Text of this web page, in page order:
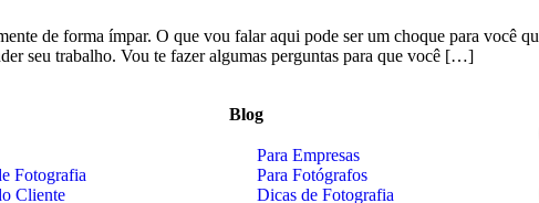
de forma ímpar. O que vou falar aqui pode ser um choque para você
seu trabalho. Vou te fazer algumas perguntas para que você […]
Fotografia
Cliente
Blog
Para Empresas
Para Fotógrafos
Dicas de Fotografia